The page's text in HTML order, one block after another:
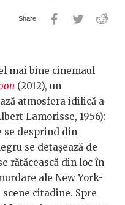
mai bine cinemaul
(2012), un
atmosfera idilică a
Lamorisse, 1956):
se desprind din
se detașează de
rătăcească din loc în
ale New York-
citadine. Spre